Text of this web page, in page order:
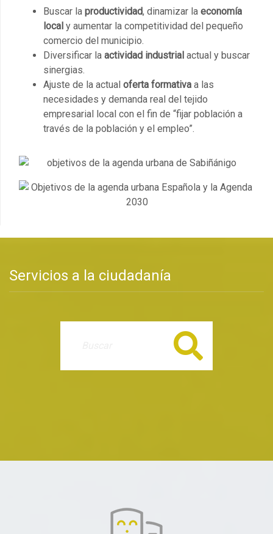
Buscar la productividad, dinamizar la economía
local y aumentar la competitividad del pequeño
comercio del municipio.
Diversificar la actividad industrial actual y buscar
sinergias.
Ajuste de la actual oferta formativa a las
necesidades y demanda real del tejido
empresarial local con el fin de “fijar población a
través de la población y el empleo”.
Servicios a la ciudadanía
Buscar